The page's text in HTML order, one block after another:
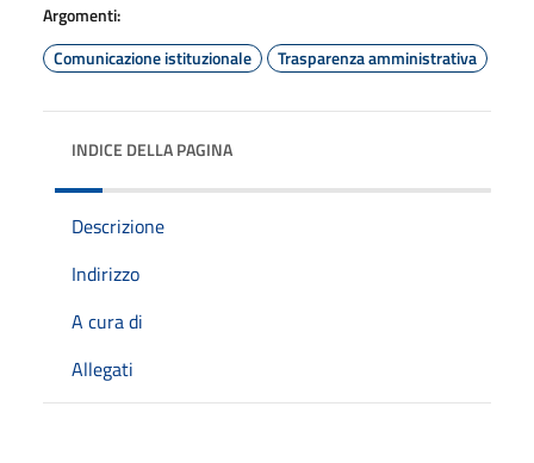
Argomenti:
Comunicazione istituzionale
Trasparenza amministrativa
INDICE DELLA PAGINA
Descrizione
Indirizzo
A cura di
Allegati